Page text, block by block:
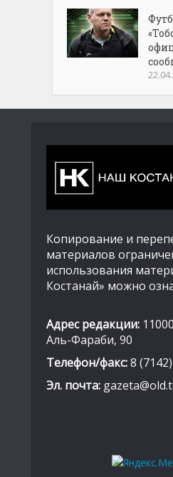
Копирование и
материалов
использования
Костанай» можно
Адрес редакции:
Аль-Фараби, 90
Телефон/факс:8
Эл. почта: